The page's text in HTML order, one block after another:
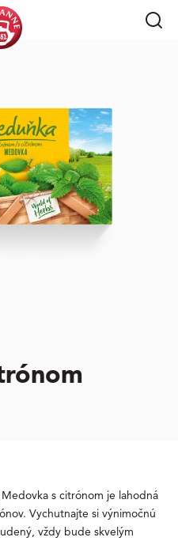
s citrónom je lahodná
Vychutnajte si výnimočnú
vždy bude skvelým